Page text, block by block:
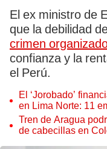
El ex ministro de
que la debilidad
crimen
confianza y la
el Perú.
El ‘Jorobado’
en Lima Norte: 11
provenientes de la
Tren de Aragua
de cabecillas en